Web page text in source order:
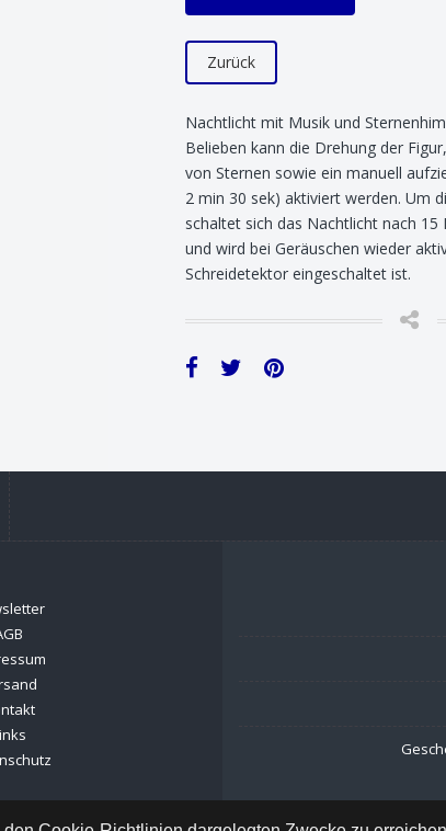
Zurück
Nachtlicht mit Musik und
Belieben kann die Drehung der
von Sternen sowie ein manuell
2 min 30 sek) aktiviert werden. Um
schaltet sich das Nachtlicht nach
und wird bei Geräuschen wieder
Schreidetektor eingeschaltet ist.